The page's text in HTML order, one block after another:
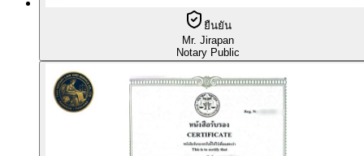
ยืนยัน
Mr. Jirapan
Notary Public